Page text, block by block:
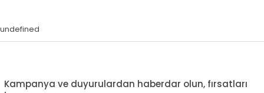
undefined
Kampanya ve duyurulardan haberdar olun, fırsatları